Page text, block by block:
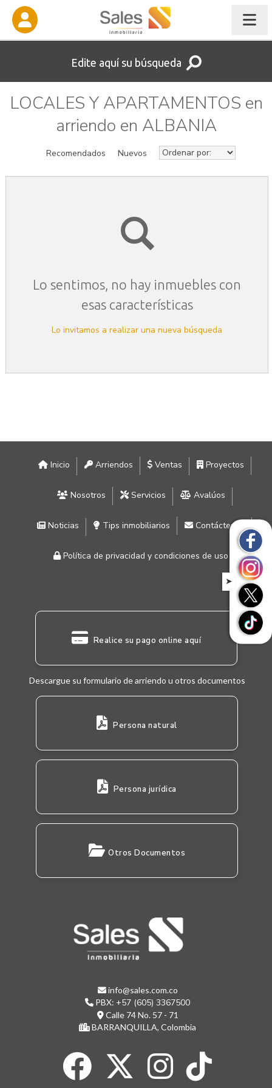
Edite aquí su búsqueda
LOCALES Y APARTAMENTOS en
arriendo en ALBANIA
Recomendados Nuevos
Lo sentimos, no hay inmuebles con
esas características
Lo invitamos a realizar una nueva búsqueda
Inicio Arriendos Ventas Proyectos
Nosotros Servicios Avalúos
Noticias Tips inmobiliarios Contáctenos
Política de privacidad y condiciones de uso
Realice su pago online aquí
Descargue su formulario de arriendo u otros documentos
Persona natural
Persona jurídica
Otros Documentos
info@sales.com.co
PBX: +57 (605) 3367500
Calle 74 No. 57 - 71
BARRANQUILLA, Colombia
➤